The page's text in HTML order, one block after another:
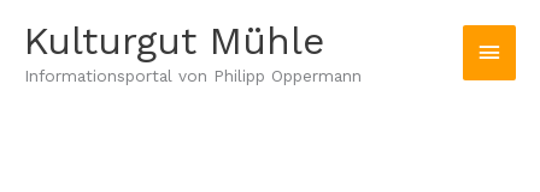
Inhalt
springen
Kulturgut Mühle
Informationsportal von Philipp Oppermann